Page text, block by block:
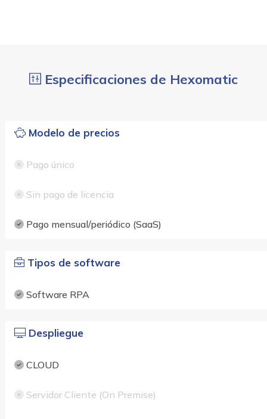
Especificaciones de Hexomatic
Modelo de precios
Pago único
Sin pago de licencia
Pago mensual/periódico (SaaS)
Tipos de software
Software RPA
Despliegue
CLOUD
Servidor Cliente (On Premise)